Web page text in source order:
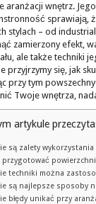
aranżacji wnętrz.
sprawiają,
stylach – od
zamierzony efekt,
ale także techniki
przyjrzymy się, jak
przy tym
Twoje wnętrza,
artykule
są zalety
przygotować
techniki można
są najlepsze sposoby
błędy unikać przy